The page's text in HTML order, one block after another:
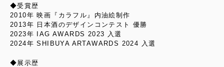
◆受賞歴
2010年 映画『カラフル』内油絵制作
2013年 日本酒のデザインコンテスト 優勝
2023年 IAG AWARDS 2023 入選
2024年 SHIBUYA ARTAWARDS 2024 入選
◆展示歴